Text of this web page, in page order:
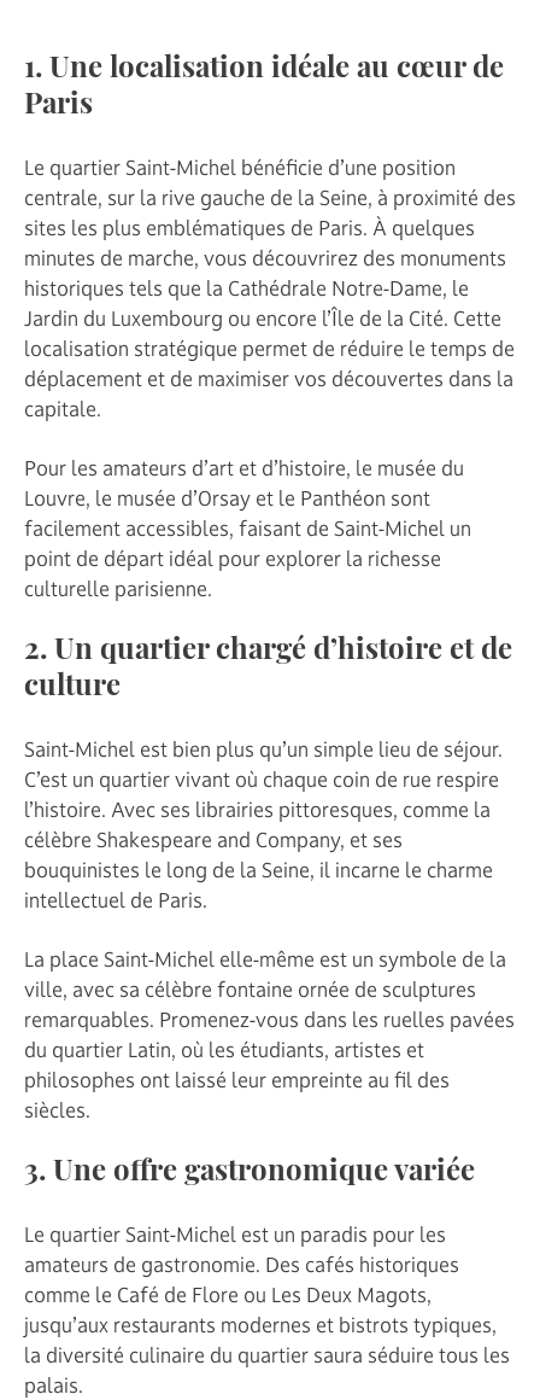
1. Une localisation idéale au cœur de
Paris
Le quartier Saint-Michel bénéficie d’une position
centrale, sur la rive gauche de la Seine, à proximité des
sites les plus emblématiques de Paris. À quelques
minutes de marche, vous découvrirez des monuments
historiques tels que la Cathédrale Notre-Dame, le
Jardin du Luxembourg ou encore l’Île de la Cité. Cette
localisation stratégique permet de réduire le temps de
déplacement et de maximiser vos découvertes dans la
capitale.
Pour les amateurs d’art et d’histoire, le musée du
Louvre, le musée d’Orsay et le Panthéon sont
facilement accessibles, faisant de Saint-Michel un
point de départ idéal pour explorer la richesse
culturelle parisienne.
2. Un quartier chargé d’histoire et de
culture
Saint-Michel est bien plus qu’un simple lieu de séjour.
C’est un quartier vivant où chaque coin de rue respire
l’histoire. Avec ses librairies pittoresques, comme la
célèbre Shakespeare and Company, et ses
bouquinistes le long de la Seine, il incarne le charme
intellectuel de Paris.
La place Saint-Michel elle-même est un symbole de la
ville, avec sa célèbre fontaine ornée de sculptures
remarquables. Promenez-vous dans les ruelles pavées
du quartier Latin, où les étudiants, artistes et
philosophes ont laissé leur empreinte au fil des
siècles.
3. Une offre gastronomique variée
Le quartier Saint-Michel est un paradis pour les
amateurs de gastronomie. Des cafés historiques
comme le Café de Flore ou Les Deux Magots,
jusqu’aux restaurants modernes et bistrots typiques,
la diversité culinaire du quartier saura séduire tous les
palais.